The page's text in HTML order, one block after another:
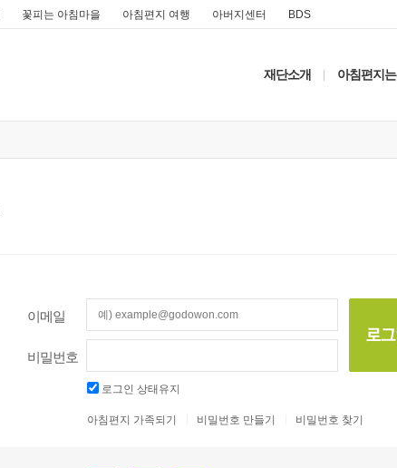
꽃피는 아침마을 아침편지 여행 아버지센터 BDS
재단소개 아침편지는
이메일
비밀번호
로그인 상태유지
아침편지 가족되기 비밀번호 만들기 비밀번호 찾기